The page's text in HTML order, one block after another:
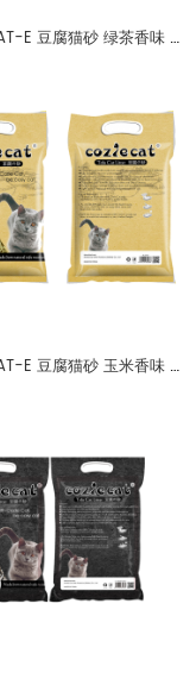
COZIE CAT-E 豆腐猫砂 绿茶香味 可溶于水 2mm
COZIE CAT-E 豆腐猫砂 玉米香味 可溶于水 2mm